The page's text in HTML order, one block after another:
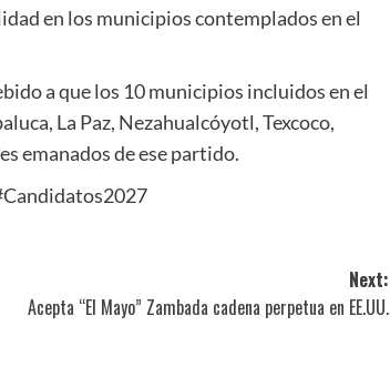
en los municipios contemplados en el
a que los 10 municipios incluidos en el
La Paz, Nezahualcóyotl, Texcoco,
emanados de ese partido.
Next:
Acepta “El Mayo” Zambada cadena perpetua en EE.UU.